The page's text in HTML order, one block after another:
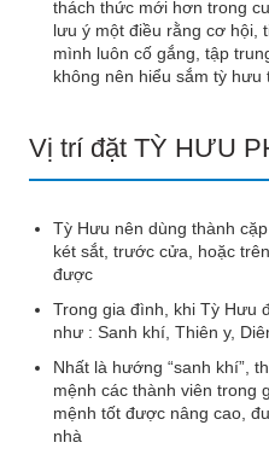
thách thức mới hơn trong
lưu ý một điều rằng cơ hội,
mình luôn cố gắng, tập
không nên hiểu sắm tỳ hưu
Vị trí đặt TỲ HƯU
Tỳ Hưu nên dùng thành
két sắt, trước cửa, hoặc
được
Trong gia đình, khi Tỳ Hưu
như : Sanh khí, Thiên y,
Nhất là hướng “sanh khí”,
mệnh các thành viên trong
mệnh tốt được nâng cao,
nhà